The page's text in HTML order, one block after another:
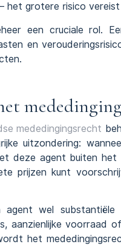
het grotere risico
een cruciale rol.
en
mededingingsrecht
uitzondering:
deze agent buiten het
prijzen kunt
wel substantiële
aanzienlijke voorraad
het